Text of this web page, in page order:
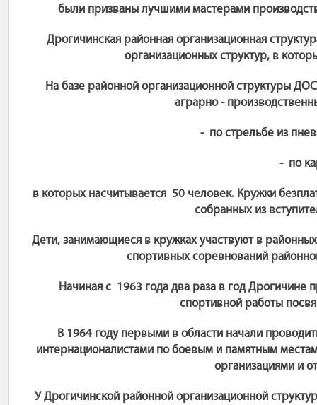
были призваны лучшими мастерами
Дрогичинская районная организационная
организационных структур, в
На базе районной организационной структуры
аграрно -
- по стрельбе из
- по
в которых насчитывается 50 человек. Кружки
собранных из
Дети, занимающиеся в кружках участвуют в
спортивных соревнований
Начиная с 1963 года два раза в год Дрогичине
спортивной работы
В 1964 году первыми в области начали
интернационалистами по боевым и памятным
организациями и
У Дрогичинской районной организационной